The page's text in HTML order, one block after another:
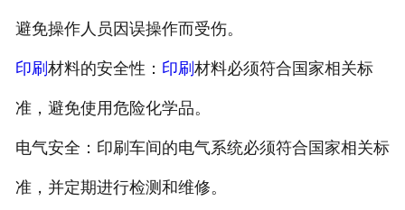
避免操作人员因误操作而受伤。
印刷 材料的安全性： 印刷 材料必须符合国家相关标
准，避免使用危险化学品。
电气安全：印刷车间的电气系统必须符合国家相关标
准，并定期进行检测和维修。